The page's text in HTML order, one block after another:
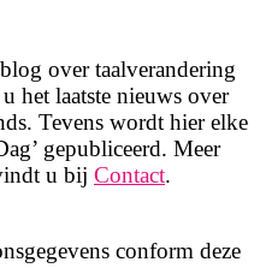
over taalverandering
het laatste nieuws over
Tevens wordt hier elke
gepubliceerd. Meer
u bij Contact.
conform deze